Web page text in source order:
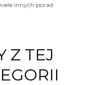
innych porad
Z TEJ